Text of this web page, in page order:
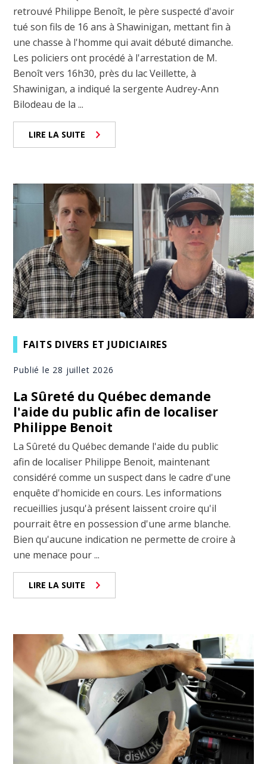
retrouvé Philippe Benoît, le père suspecté d'avoir
tué son fils de 16 ans à Shawinigan, mettant fin à
une chasse à l'homme qui avait débuté dimanche.
Les policiers ont procédé à l'arrestation de M.
Benoît vers 16h30, près du lac Veillette, à
Shawinigan, a indiqué la sergente Audrey-Ann
Bilodeau de la ...
LIRE LA SUITE
FAITS DIVERS ET JUDICIAIRES
Publié le 28 juillet 2026
La Sûreté du Québec demande
l'aide du public afin de localiser
Philippe Benoit
La Sûreté du Québec demande l'aide du public
afin de localiser Philippe Benoit, maintenant
considéré comme un suspect dans le cadre d'une
enquête d'homicide en cours. Les informations
recueillies jusqu'à présent laissent croire qu'il
pourrait être en possession d'une arme blanche.
Bien qu'aucune indication ne permette de croire à
une menace pour ...
LIRE LA SUITE